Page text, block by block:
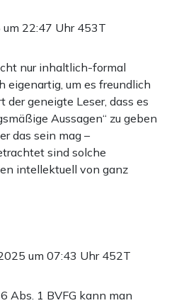
22:47 Uhr 453T
nur inhaltlich-formal
eigenartig, um es freundlich
der geneigte Leser, dass es
Aussagen“ zu geben
das sein mag –
sind solche
intellektuell von ganz
um 07:43 Uhr 452T
Abs. 1 BVFG kann man